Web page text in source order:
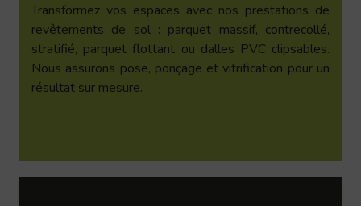
Transformez vos espaces avec nos prestations de
revêtements de sol : parquet massif, contrecollé,
stratifié, parquet flottant ou dalles PVC clipsables.
Nous assurons pose, ponçage et vitrification pour un
résultat sur mesure.